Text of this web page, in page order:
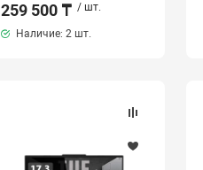
259 500 ₸ / шт.
Наличие: 2 шт.